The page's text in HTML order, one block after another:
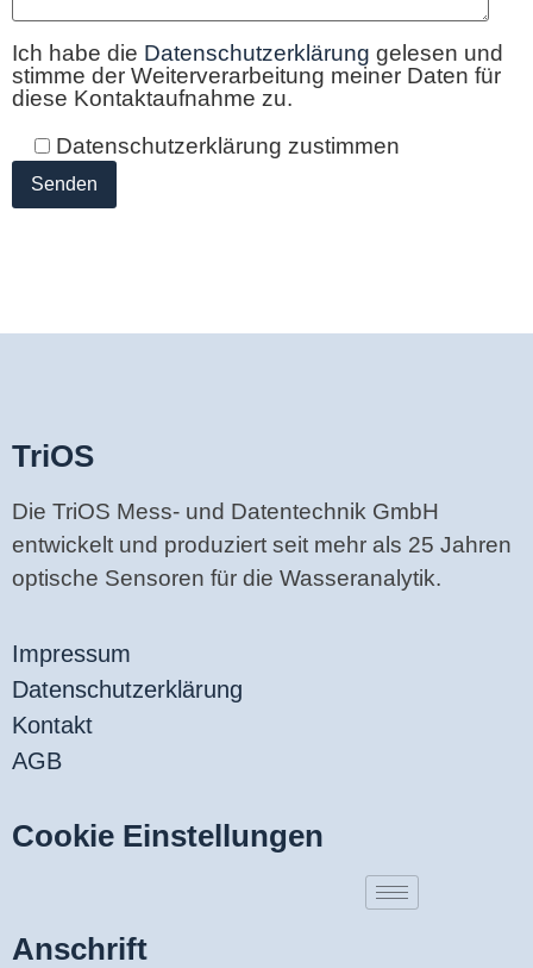
Ich habe die Datenschutzerklärung gelesen und
stimme der Weiterverarbeitung meiner Daten für
diese Kontaktaufnahme zu.
Datenschutzerklärung zustimmen
TriOS
Die TriOS Mess- und Datentechnik GmbH
entwickelt und produziert seit mehr als 25 Jahren
optische Sensoren für die Wasseranalytik.
Impressum
Datenschutzerklärung
Kontakt
AGB
Cookie Einstellungen
Anschrift